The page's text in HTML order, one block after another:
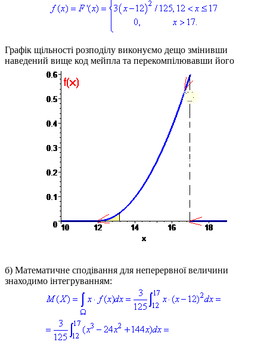
Графік щільності розподілу виконуємо дещо змінивши
наведений вище код мейпла та перекомпілювавши його
б) Математичне сподівання для неперервної величини
знаходимо інтегруванням: